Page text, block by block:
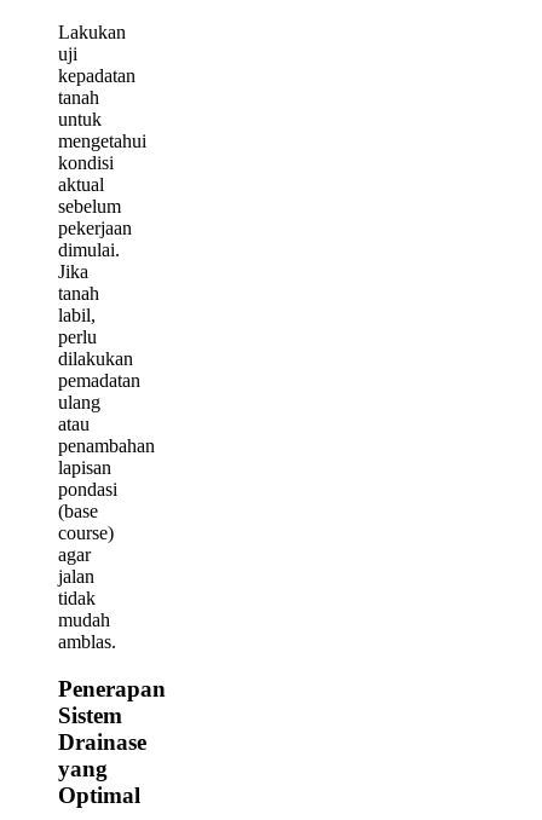
Lakukan
uji
kepadatan
tanah
untuk
mengetahui
kondisi
aktual
sebelum
pekerjaan
dimulai.
Jika
tanah
labil,
perlu
dilakukan
pemadatan
ulang
atau
penambahan
lapisan
pondasi
(base
course)
agar
jalan
tidak
mudah
amblas.
Penerapan
Sistem
Drainase
yang
Optimal